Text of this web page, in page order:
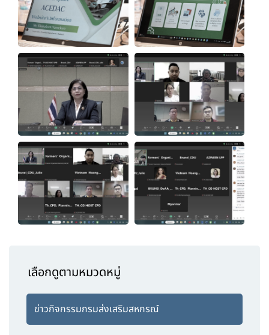
เลือกดูตามหมวดหมู่
ข่าวกิจกรรมกรมส่งเสริมสหกรณ์